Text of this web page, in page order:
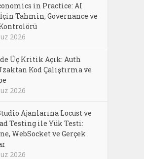
in Practice: AI
Tahmin, Governance ve
2026
Üç Kritik Açık: Auth
Kod Çalıştırma ve
2026
Ajanlarına Locust ve
Testing ile Yük Testi:
WebSocket ve Gerçek
2026